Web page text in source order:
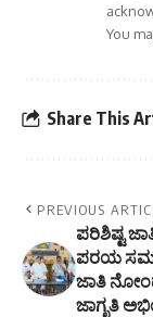
You
Share This
PREVIOUS
ಪರಿಶಿಷ್ಟ
ಪರಯ
ಜಾತಿ
ಜಾಗೃತಿ